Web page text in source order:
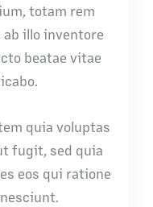
totam rem
ab illo inventore
beatae vitae
quia voluptas
fugit, sed quia
eos qui ratione